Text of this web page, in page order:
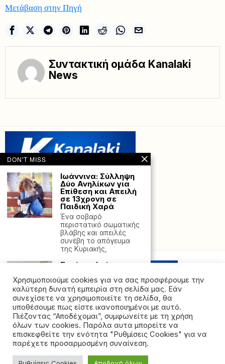
Μετάβαση στην Πηγή
Συντακτική ομάδα Kanalaki
News
by Hostville”)
©2026 - All rights reserved. Απαγορεύεται ρητά η
αναδημοσίευση χωρίς προηγούμενη έγγραφη άδεια
Χρησιμοποιούμε cookies για να σας προσφέρουμε την
καλύτερη δυνατή εμπειρία στη σελίδα μας. Εάν
συνεχίσετε να χρησιμοποιείτε τη σελίδα, θα
υποθέσουμε πως είστε ικανοποιημένοι με αυτό.
Πιέζοντας “Αποδέχομαι”, συμφωνείτε με τη χρήση
όλων των cookies. Παρόλα αυτα μπορείτε να
επισκεφθείτε την ενότητα "Ρυθμίσεις Cookies" για να
παρέχετε προσαρμοσμένη συναίνεση.
DON'T MISS
Ιωάννινα: Σύλληψη
Δύο Ανηλίκων για
Επίθεση και Απειλή
σε 13χρονη σε
Παιδική Χαρά
Ένα σοβαρό
περιστατικό σωματικής
βλάβης και απειλές
συνέβη το απόγευμα
της Κυριακής,
Στράτος Ιωάννου:
προβλήματα της
Βιομηχανικής Ζώνης
Πρέβεζας
δρομολογήθηκαν και
οδεύουν προς τη
λύση τους»
Σε εξαίρετο κλίμα,
πραγματοποιήθηκε
σύσκεψη στο Γραφείο
Πρέβεζας,